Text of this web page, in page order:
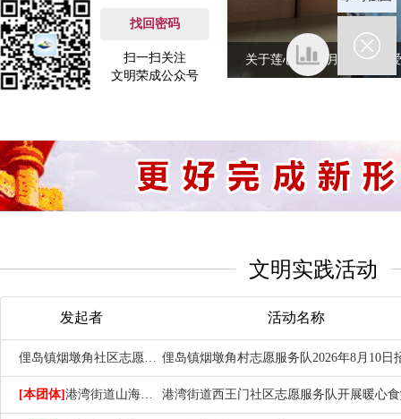
良
信
举
找回密码
扫一扫关注
文明荣成公众号
文明实践活动
发起者 活动名称
俚岛镇烟墩角社区志愿服务队
[本团体] 港湾街道山海湾社区志愿者服务队